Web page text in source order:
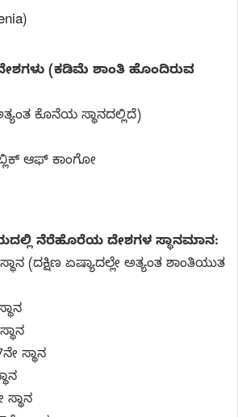
(ಕಡಿಮೆ ಶಾಂತಿ ಹೊಂದಿರುವ
ಕೊನೆಯ ಸ್ಥಾನದಲ್ಲಿದೆ)
ಆಫ್ ಕಾಂಗೋ
ನೆರೆಹೊರೆಯ ದೇಶಗಳ ಸ್ಥಾನಮಾನ:
(ದಕ್ಷಿಣ ಏಷ್ಯಾದಲ್ಲೇ ಅತ್ಯಂತ ಶಾಂತಿಯುತ
ಸ್ಥಾನ
ಸ್ಥಾನ